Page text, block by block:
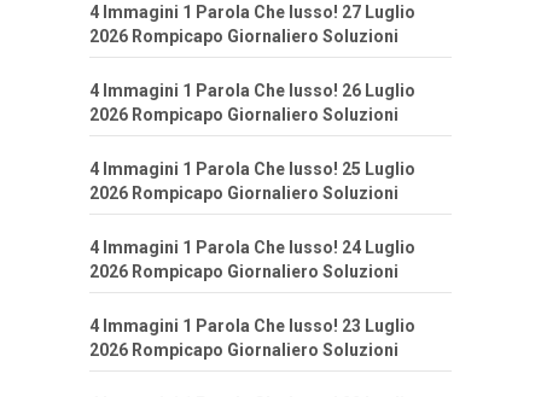
4 Immagini 1 Parola Che lusso! 27 Luglio
2026 Rompicapo Giornaliero Soluzioni
4 Immagini 1 Parola Che lusso! 26 Luglio
2026 Rompicapo Giornaliero Soluzioni
4 Immagini 1 Parola Che lusso! 25 Luglio
2026 Rompicapo Giornaliero Soluzioni
4 Immagini 1 Parola Che lusso! 24 Luglio
2026 Rompicapo Giornaliero Soluzioni
4 Immagini 1 Parola Che lusso! 23 Luglio
2026 Rompicapo Giornaliero Soluzioni